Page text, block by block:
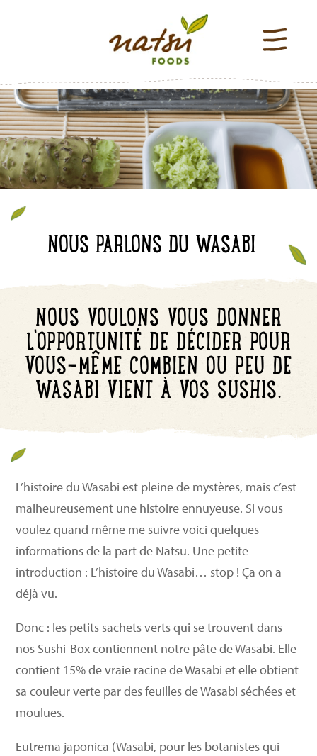
NOUS PARLONS DU WASABI
NOUS VOULONS VOUS DONNER
L'OPPORTUNITÉ DE DÉCIDER POUR
VOUS-MÊME COMBIEN OU PEU DE
WASABI VIENT À VOS SUSHIS.
L’histoire du Wasabi est pleine de mystères, mais c’est
malheureusement une histoire ennuyeuse. Si vous
voulez quand même me suivre voici quelques
informations de la part de Natsu. Une petite
introduction : L’histoire du Wasabi… stop ! Ça on a
déjà vu.
Donc : les petits sachets verts qui se trouvent dans
nos Sushi-Box contiennent notre pâte de Wasabi. Elle
contient 15% de vraie racine de Wasabi et elle obtient
sa couleur verte par des feuilles de Wasabi séchées et
moulues.
Eutrema japonica (Wasabi, pour les botanistes qui